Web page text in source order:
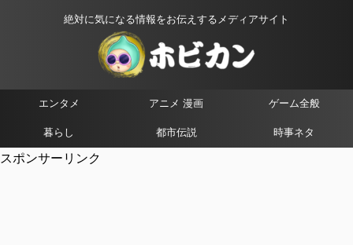
絶対に気になる情報をお伝えするメディアサイト
エンタメ アニメ 漫画 ゲーム全般
暮らし 都市伝説 時事ネタ
スポンサーリンク